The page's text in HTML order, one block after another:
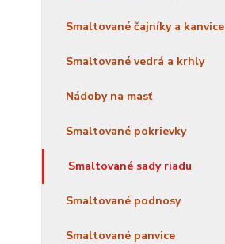
Smaltované čajníky a kanvice
Smaltované vedrá a krhly
Nádoby na masť
Smaltované pokrievky
Smaltované sady riadu
Smaltované podnosy
Smaltované panvice